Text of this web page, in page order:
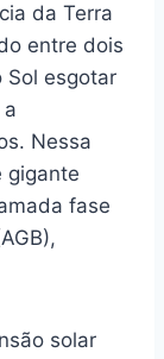
da Terra
entre dois
Sol esgotar
Nessa
gigante
fase
solar